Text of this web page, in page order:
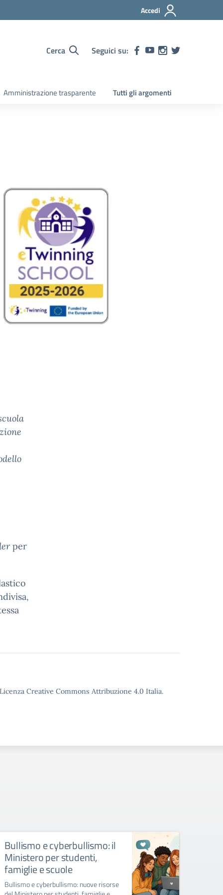
Accedi
Cerca Seguici su:
Amministrazione trasparente Tutti gli argomenti
per
Creative Commons Attribuzione 4.0 Italia.
Bullismo e cyberbullismo: il
Ministero per studenti,
famiglie e scuole
Bullismo e cyberbullismo: nuove risorse